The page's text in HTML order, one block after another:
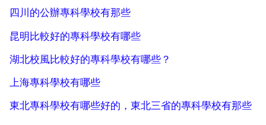
四川的公辦專科學校有那些
昆明比較好的專科學校有哪些
湖北校風比較好的專科學校有哪些？
上海專科學校有哪些
東北專科學校有哪些好的，東北三省的專科學校有那些